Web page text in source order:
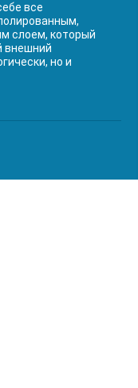
все
слоем, который
внешний
но и